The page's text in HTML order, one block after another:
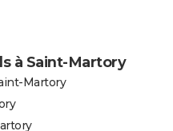
à Saint-Martory
Martory